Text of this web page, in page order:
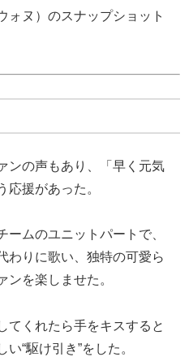
ォヌ）のスナップショット
ンの声もあり、「早く元気
応援があった。
ームのユニットパートで、
わりに歌い、独特の可愛ら
ンを楽しませた。
てくれたら手をキスすると
“駆け引き”をした。